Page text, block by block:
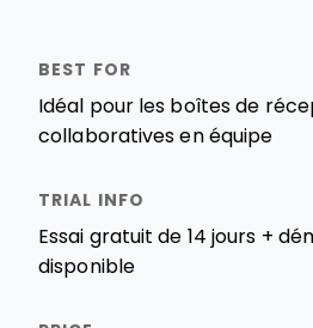
Idéal pour les boîtes de
collaboratives en équipe
Essai gratuit de 14 jours +
disponible